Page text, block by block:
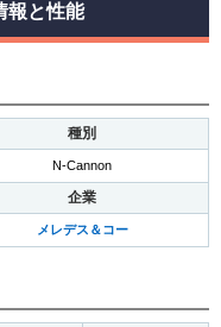
報と性能
種別
N-Cannon
企業
メレデス＆コー